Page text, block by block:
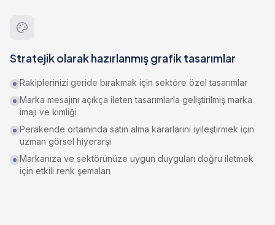
Stratejik olarak hazırlanmış grafik tasarımlar
Rakiplerinizi geride bırakmak için sektöre özel tasarımlar
Marka mesajını açıkça ileten tasarımlarla geliştirilmiş marka
imajı ve kimliği
Perakende ortamında satın alma kararlarını iyileştirmek için
uzman görsel hiyerarşi
Markanıza ve sektörünüze uygun duyguları doğru iletmek
için etkili renk şemaları